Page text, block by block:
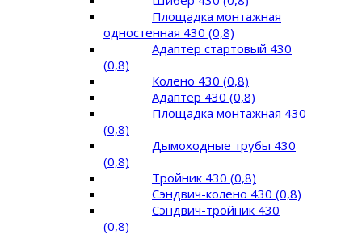
Площадка монтажная
одностенная 430 (0,8)
Адаптер стартовый 430
(0,8)
Колено 430 (0,8)
Адаптер 430 (0,8)
Площадка монтажная 430
(0,8)
Дымоходные трубы 430
(0,8)
Тройник 430 (0,8)
Сэндвич-колено 430 (0,8)
Сэндвич-тройник 430
(0,8)